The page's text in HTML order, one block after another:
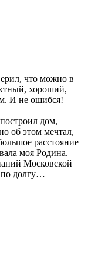
что можно в
хороший,
И не ошибся!
дом,
об этом мечтал,
расстояние
моя Родина.
Московской
по долгу…